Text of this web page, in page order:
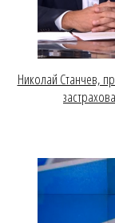
Николай Станчев,